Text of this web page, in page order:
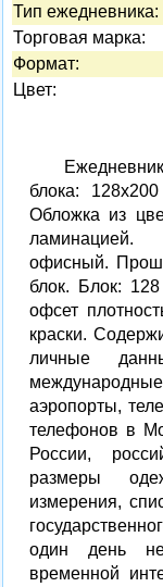
Тип ежедневника:
Торговая марка:
Формат:
Цвет:
блока:
Обложка из
ламинацией.
офисный.
блок. Блок:
офсет
краски.
личные
аэропорты,
телефонов в
России,
размеры
измерения,
один день
временной